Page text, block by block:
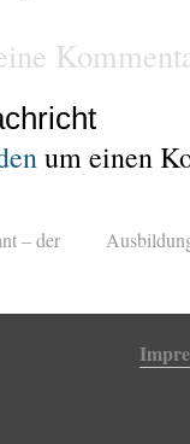
um einen
– der